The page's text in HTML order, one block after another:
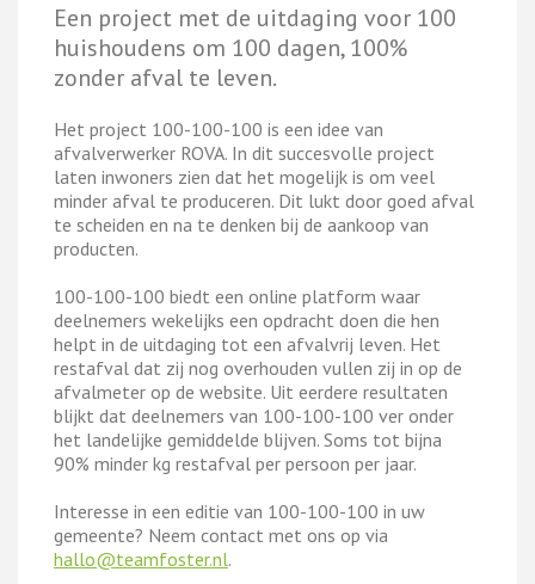
Een project met de uitdaging voor 100
huishoudens om 100 dagen, 100%
zonder afval te leven.
Het project 100-100-100 is een idee van
afvalverwerker ROVA. In dit succesvolle project
laten inwoners zien dat het mogelijk is om veel
minder afval te produceren. Dit lukt door goed afval
te scheiden en na te denken bij de aankoop van
producten.
100-100-100 biedt een online platform waar
deelnemers wekelijks een opdracht doen die hen
helpt in de uitdaging tot een afvalvrij leven. Het
restafval dat zij nog overhouden vullen zij in op de
afvalmeter op de website. Uit eerdere resultaten
blijkt dat deelnemers van 100-100-100 ver onder
het landelijke gemiddelde blijven. Soms tot bijna
90% minder kg restafval per persoon per jaar.
Interesse in een editie van 100-100-100 in uw
gemeente? Neem contact met ons op via
hallo@teamfoster.nl.